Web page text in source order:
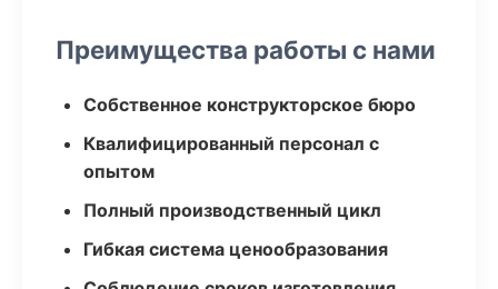
Преимущества работы с нами
Собственное конструкторское бюро
Квалифицированный персонал с
опытом
Полный производственный цикл
Гибкая система ценообразования